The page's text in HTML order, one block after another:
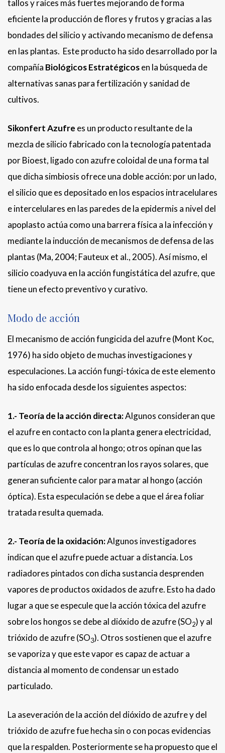
tallos y raíces más fuertes mejorando de forma
eficiente la producción de flores y frutos y gracias a las
bondades del silicio y activando mecanismo de defensa
en las plantas. Este producto ha sido desarrollado por la
compañía Biológicos Estratégicosen la búsqueda de
alternativas sanas para fertilización y sanidad de
cultivos.
Sikonfert Azufre es un producto resultante de la
mezcla de silicio fabricado con la tecnología patentada
por Bioest, ligado con azufre coloidal de una forma tal
que dicha simbiosis ofrece una doble acción: por un lado,
el silicio que es depositado en los espacios intracelulares
e intercelulares en las paredes de la epidermis a nivel del
apoplasto actúa como una barrera física a la infección y
mediante la inducción de mecanismos de defensa de las
plantas (Ma, 2004; Fauteux et al., 2005). Así mismo, el
silicio coadyuva en la acción fungistática del azufre, que
tiene un efecto preventivo y curativo.
Modo de acción
El mecanismo de acción fungicida del azufre (Mont Koc,
1976) ha sido objeto de muchas investigaciones y
especulaciones. La acción fungi-tóxica de este elemento
ha sido enfocada desde los siguientes aspectos:
1.- Teoría de la acción directa:Algunos consideran que
el azufre en contacto con la planta genera electricidad,
que es lo que controla al hongo; otros opinan que las
partículas de azufre concentran los rayos solares, que
generan suficiente calor para matar al hongo (acción
óptica). Esta especulación se debe a que el área foliar
tratada resulta quemada.
2.- Teoría de la oxidación:Algunos investigadores
indican que el azufre puede actuar a distancia. Los
radiadores pintados con dicha sustancia desprenden
vapores de productos oxidados de azufre. Esto ha dado
lugar a que se especule que la acción tóxica del azufre
sobre los hongos se debe al dióxido de azufre (SO2) y al
trióxido de azufre (SO3). Otros sostienen que el azufre
se vaporiza y que este vapor es capaz de actuar a
distancia al momento de condensar un estado
particulado.
La aseveración de la acción del dióxido de azufre y del
trióxido de azufre fue hecha sin o con pocas evidencias
que la respalden. Posteriormente se ha propuesto que el